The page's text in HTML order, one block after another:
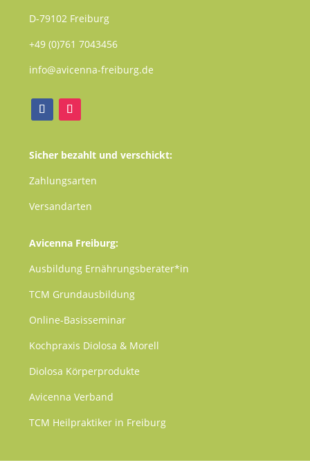
D-79102 Freiburg
+49 (0)761 7043456
info@avicenna-freiburg.de
Sicher bezahlt und verschickt:
Zahlungsarten
Versandarten
Avicenna Freiburg:
Ausbildung Ernährungsberater*in
TCM Grundausbildung
Online-Basisseminar
Kochpraxis Diolosa & Morell
Diolosa Körperprodukte
Avicenna Verband
TCM Heilpraktiker in Freiburg